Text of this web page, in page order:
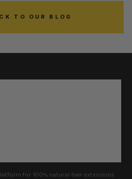
TO OUR BLOG
for 100% natural-hair extensions